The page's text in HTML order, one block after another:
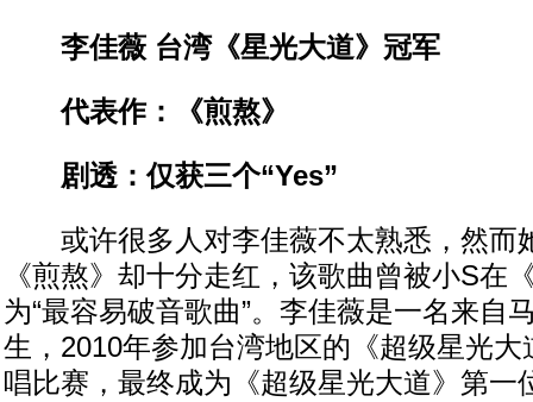
李佳薇 台湾《星光大道》冠军
代表作：《煎熬》
剧透：仅获三个“Yes”
或许很多人对李佳薇不太熟悉，然而
《煎熬》却十分走红，该歌曲曾被小S在
为“最容易破音歌曲”。李佳薇是一名来自
生，2010年参加台湾地区的《超级星光
唱比赛，最终成为《超级星光大道》第一